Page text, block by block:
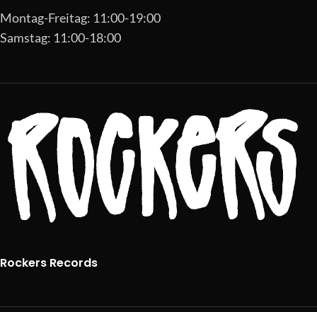
Montag-Freitag: 11:00-19:00
Samstag: 11:00-18:00
Rockers Records